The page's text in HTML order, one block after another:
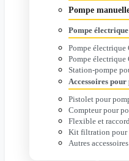
Pompe
Pompe
Pompe
Pompe
Station-pompe
Accessoires
Pistolet pour
Compteur pour
Flexible et
Kit filtration pour
Autres